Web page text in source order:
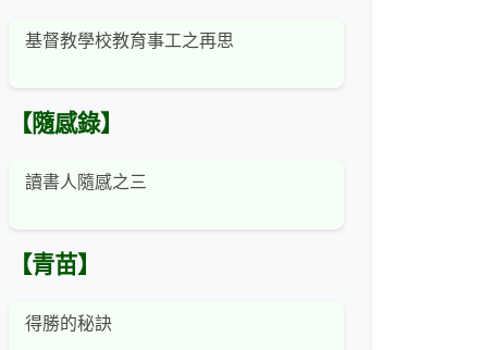
基督教學校教育事工之再思
【隨感錄】
讀書人隨感之三
【青苗】
得勝的秘訣